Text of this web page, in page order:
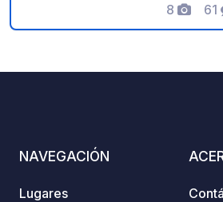
por solo 1€ (2 minutos).
desinfección profunda varias
8
Fotos
61
NAVEGACIÓN
Lugares